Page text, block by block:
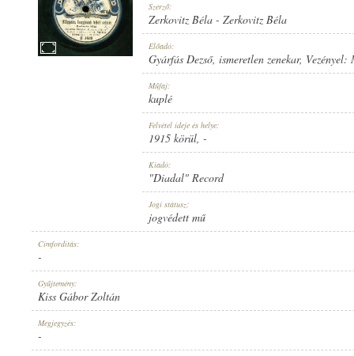
LEMEZSZÁM:
Szerző:
Zerkovitz Béla - Zerkovitz Béla
Előadó:
Gyárfás Dezső, ismeretlen zenekar, Vezényel:
Műfaj:
kuplé
Felvétel ideje és helye:
1915 körül, -
Kiadó:
"Diadal" Record
Jogi státusz:
jogvédett mű
Címfordítás:
-
Gyűjtemény:
Kiss Gábor Zoltán
Megjegyzés:
-